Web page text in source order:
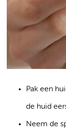
Pak een
de huid
Neem de